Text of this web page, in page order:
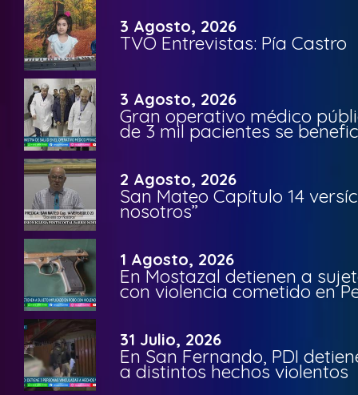
3 Agosto, 2026
TVO Entrevistas: Pía Castro
3 Agosto, 2026
Gran operativo médico
de 3 mil pacientes se
2 Agosto, 2026
San Mateo Capítulo 14
nosotros”
1 Agosto, 2026
En Mostazal detienen a
con violencia cometido en
31 Julio, 2026
En San Fernando, PDI
a distintos hechos violentos